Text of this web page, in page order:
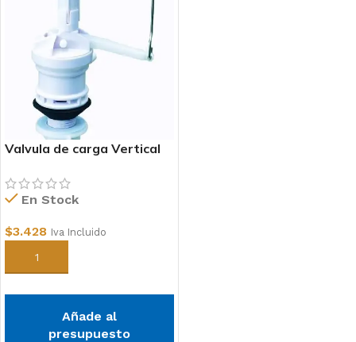
Valvula de carga Vertical
En Stock
$3.428 Iva Incluido
Añadir al carrito
Añade al
presupuesto